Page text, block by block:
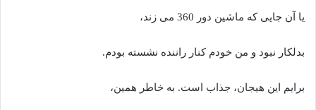
یا آن جایی که ماشین دور 360 می زند،
بدلکار نبود و من خودم کنار راننده نشسته بودم.
برایم این هیجان، جذاب است. به خاطر همین،